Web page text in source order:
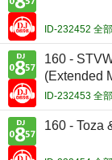
ID-232452 全
160 -
(Extended
ID-232453 全
160 - Toza